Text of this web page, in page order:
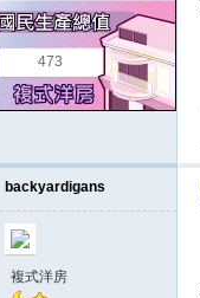
473
backyardigans
複式洋房